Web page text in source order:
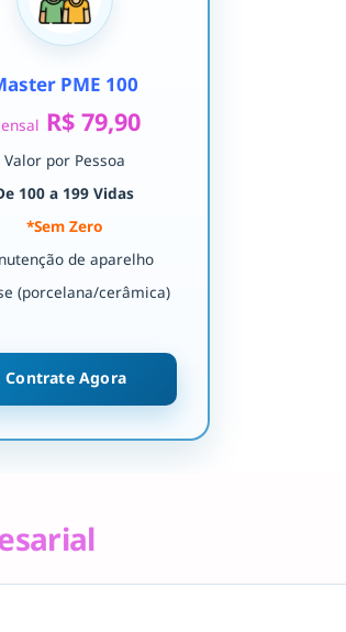
PME 100
R$ 79,90
Valor por Pessoa
100 a 199 Vidas
*Sem Zero
de aparelho
(porcelana/cerâmica)
Contrate Agora